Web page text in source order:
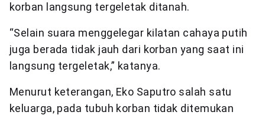
korban langsung tergeletak ditanah.
“Selain suara menggelegar kilatan cahaya putih
juga berada tidak jauh dari korban yang saat ini
langsung tergeletak,” katanya.
Menurut keterangan, Eko Saputro salah satu
keluarga, pada tubuh korban tidak ditemukan